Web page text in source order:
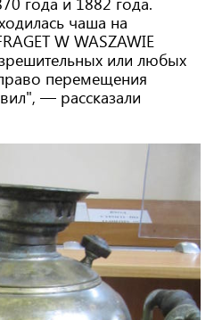
чаша на
W WASZAWIE
или любых
перемещения
— рассказали